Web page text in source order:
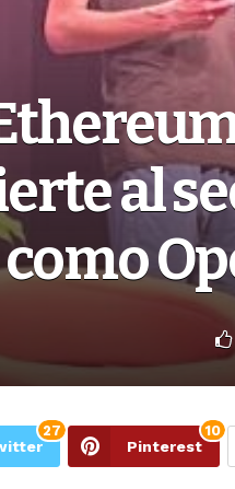
al
27
Pinterest
10